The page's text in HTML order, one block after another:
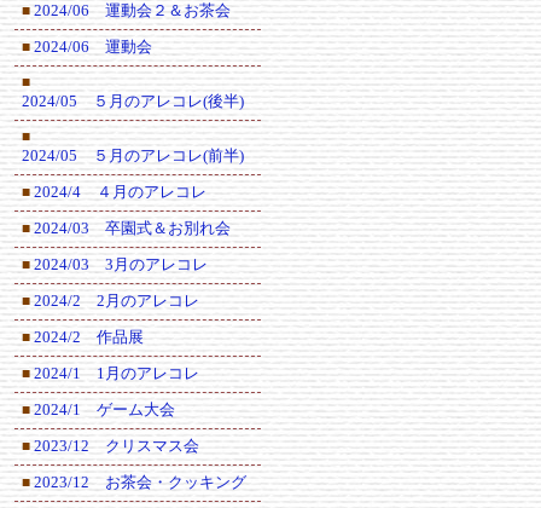
■ 2024/06 運動会２＆お茶会
■ 2024/06 運動会
■
2024/05 ５月のアレコレ(後半)
■
2024/05 ５月のアレコレ(前半)
■ 2024/4 ４月のアレコレ
■ 2024/03 卒園式＆お別れ会
■ 2024/03 3月のアレコレ
■ 2024/2 2月のアレコレ
■ 2024/2 作品展
■ 2024/1 1月のアレコレ
■ 2024/1 ゲーム大会
■ 2023/12 クリスマス会
■ 2023/12 お茶会・クッキング